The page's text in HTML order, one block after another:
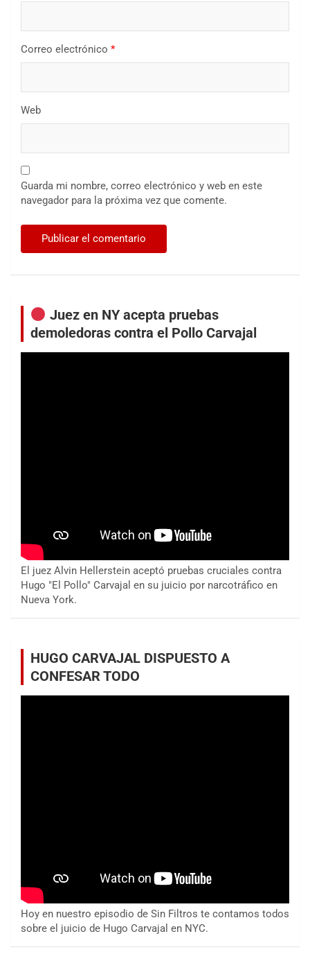
Correo electrónico *
Web
Guarda mi nombre, correo electrónico y web en este
navegador para la próxima vez que comente.
Juez en NY acepta pruebas
demoledoras contra el Pollo Carvajal
El juez Alvin Hellerstein aceptó pruebas cruciales contra
Hugo "El Pollo" Carvajal en su juicio por narcotráfico en
Nueva York.
HUGO CARVAJAL DISPUESTO A
CONFESAR TODO
Hoy en nuestro episodio de Sin Filtros te contamos todos
sobre el juicio de Hugo Carvajal en NYC.